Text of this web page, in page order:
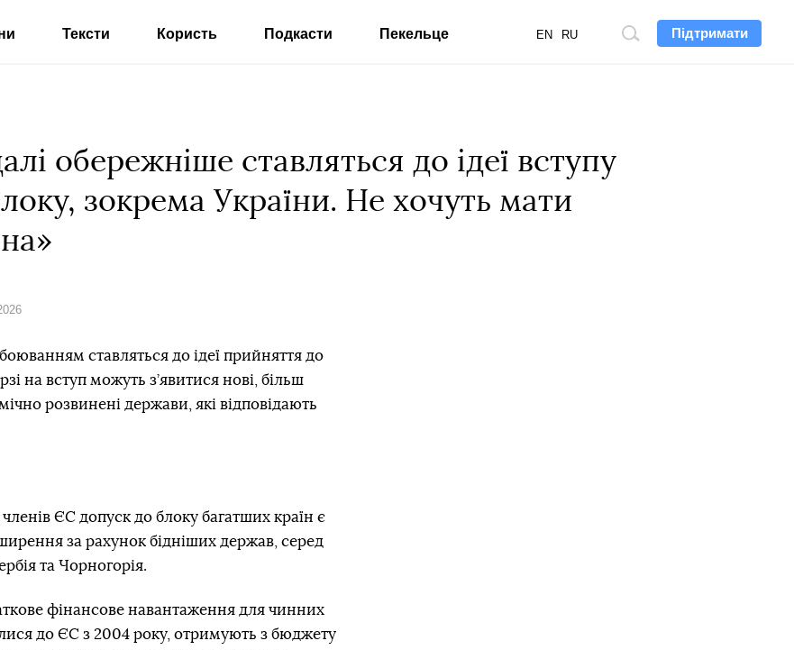
Підтримати
Пошук
EN RU
Тексти Користь Подкасти Пекельце
обережніше ставляться до ідеї вступу
зокрема України. Не хочуть мати
ставляться до ідеї прийняття до
на вступ можуть з’явитися нові, більш
розвинені держави, які відповідають
ЄС допуск до блоку багатших країн є
за рахунок бідніших держав, серед
та Чорногорія.
фінансове навантаження для чинних
до ЄС з 2004 року, отримують з бюджету